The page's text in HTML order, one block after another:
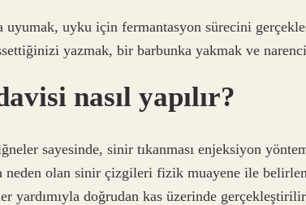
uyumak, uyku için fermantasyon sürecini
yazmak, bir barbunka yakmak ve
nasıl yapılır?
sayesinde, sinir tıkanması enjeksiyon
neden olan sinir çizgileri fizik muayene ile
yardımıyla doğrudan kas üzerinde